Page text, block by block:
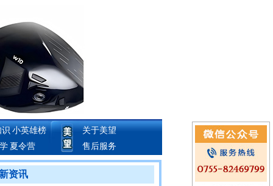
识 小英雄榜
夏令营
关于美望
售后服务
资讯